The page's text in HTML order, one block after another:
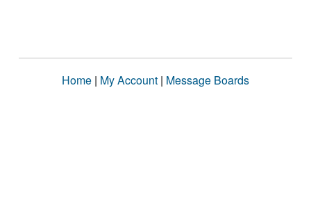
Home | My Account | Message Boards